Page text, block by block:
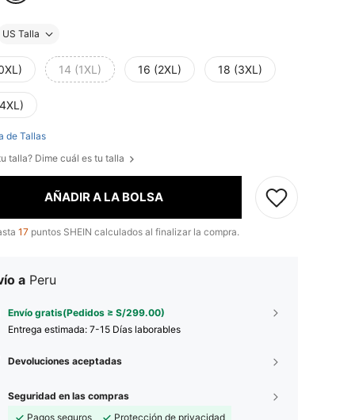
US Talla
14 (1XL) 16 (2XL) 18 (3XL)
de Tallas
talla? Dime cuál es tu talla
AÑADIR A LA BOLSA
17 puntos SHEIN calculados al finalizar la compra.
a Peru
Envío gratis(Pedidos ≥ S/299.00)
Entrega estimada: 7-15 Días laborables
Devoluciones aceptadas
Seguridad en las compras
Pagos seguros
Protección de privacidad